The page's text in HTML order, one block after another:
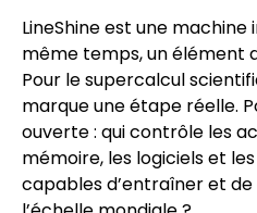
LineShine est une
même temps, un élément
Pour le supercalcul
marque une étape réelle.
ouverte : qui contrôle les
mémoire, les logiciels et
capables d’entraîner et